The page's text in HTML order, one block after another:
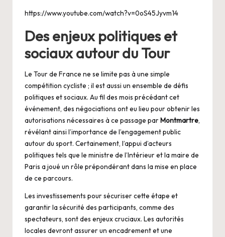
https://www.youtube.com/watch?v=0oS45Jyvm14
Des enjeux politiques et
sociaux autour du Tour
Le Tour de France ne se limite pas à une simple
compétition cycliste ; il est aussi un ensemble de défis
politiques et sociaux. Au fil des mois précédant cet
événement, des négociations ont eu lieu pour obtenir les
autorisations nécessaires à ce passage parMontmartre,
révélant ainsi l’importance de l’engagement public
autour du sport. Certainement, l’appui d’acteurs
politiques tels que le ministre de l’Intérieur et la maire de
Paris a joué un rôle prépondérant dans la mise en place
de ce parcours.
Les investissements pour sécuriser cette étape et
garantir la sécurité des participants, comme des
spectateurs, sont des enjeux cruciaux. Les autorités
locales devront assurer un encadrement et une